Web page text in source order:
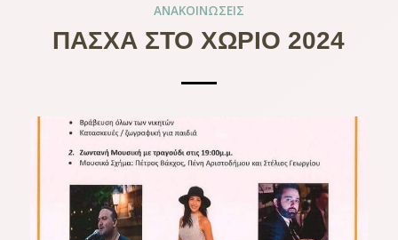
ΑΝΑΚΟΙΝΏΣΕΙΣ
ΠΑΣΧΑ ΣΤΟ ΧΩΡΙΟ 2024